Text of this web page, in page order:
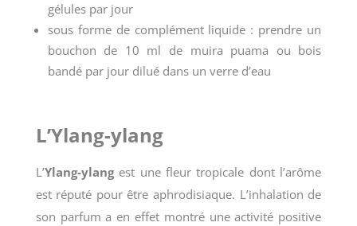
gélules par jour
sous forme de complément liquide : prendre un
bouchon de 10 ml de muira puama ou bois
bandé par jour dilué dans un verre d’eau
L’Ylang-ylang
L’Ylang-ylangest une fleur tropicale dont l’arôme
est réputé pour être aphrodisiaque. L’inhalation de
son parfum a en effet montré une activité positive